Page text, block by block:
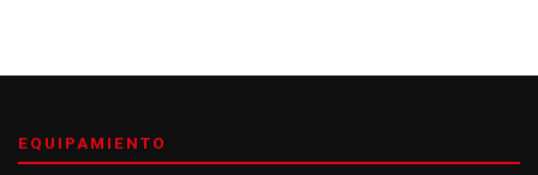
EQUIPAMIENTO